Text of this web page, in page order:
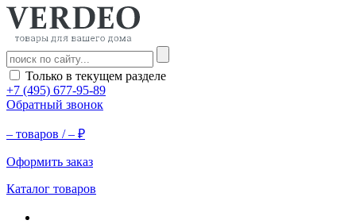
Только в текущем разделе
+7 (495) 677-95-89
Обратный звонок
– товаров /– ₽
Оформить заказ
Каталог товаров